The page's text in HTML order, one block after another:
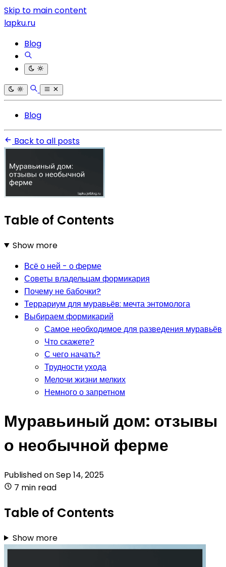
Skip to main content
lapku.ru
Blog
Blog
Back to all posts
Table of Contents
Show more
Всё о ней - о ферме
Советы владельцам формикария
Почему не бабочки?
Террариум для муравьёв: мечта энтомолога
Выбираем формикарий
Самое необходимое для разведения муравьёв
Что скажете?
С чего начать?
Трудности ухода
Мелочи жизни мелких
Немного о запретном
Муравьиный дом: отзывы
о необычной ферме
Published onSep 14, 2025
7 min read
Table of Contents
Show more